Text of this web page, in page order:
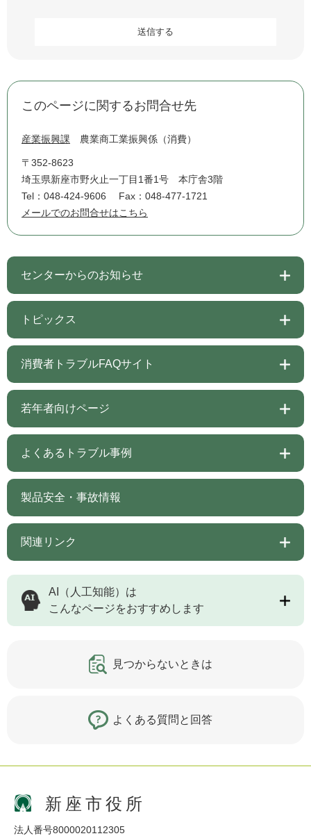
このページに関するお問合せ先
産業振興課 農業商工業振興係（消費）
〒352-8623
埼玉県新座市野火止一丁目1番1号 本庁舎3階
Tel：048-424-9606
Fax：048-477-1721
メールでのお問合せはこちら
センターからのお知らせ
トピックス
消費者トラブルFAQサイト
若年者向けページ
よくあるトラブル事例
製品安全・事故情報
関連リンク
AI（人工知能）は
こんなページをおすすめします
見つからないときは
よくある質問と回答
新座市役所
法人番号8000020112305